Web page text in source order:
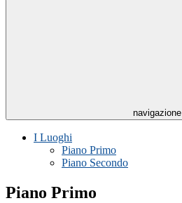
navigazione
I Luoghi
Piano Primo
Piano Secondo
Piano Primo